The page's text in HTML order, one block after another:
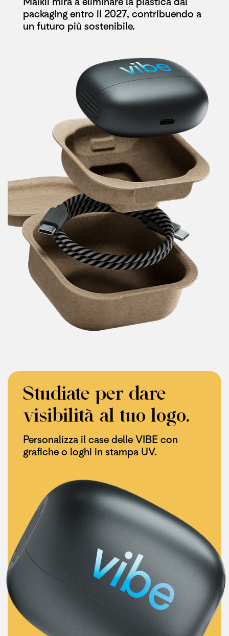
packaging entro il 2027, contribuendo a
un futuro più sostenibile.
Studiate per dare
visibilità al tuo logo.
Personalizza il case delle VIBE con
grafiche o loghi in stampa UV.